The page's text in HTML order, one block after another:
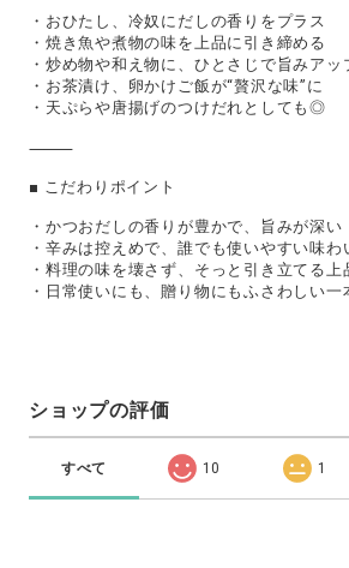
・おひたし、冷奴にだしの香りをプラス
・焼き魚や煮物の味を上品に引き締める
・炒め物や和え物に、ひとさじで旨みアッ
・お茶漬け、卵かけご飯が“贅沢な味”に
・天ぷらや唐揚げのつけだれとしても◎
⸻
■ こだわりポイント
・かつおだしの香りが豊かで、旨みが深い
・辛みは控えめで、誰でも使いやすい味わ
・料理の味を壊さず、そっと引き立てる上
・日常使いにも、贈り物にもふさわしい一
ショップの評価
すべて 10 1